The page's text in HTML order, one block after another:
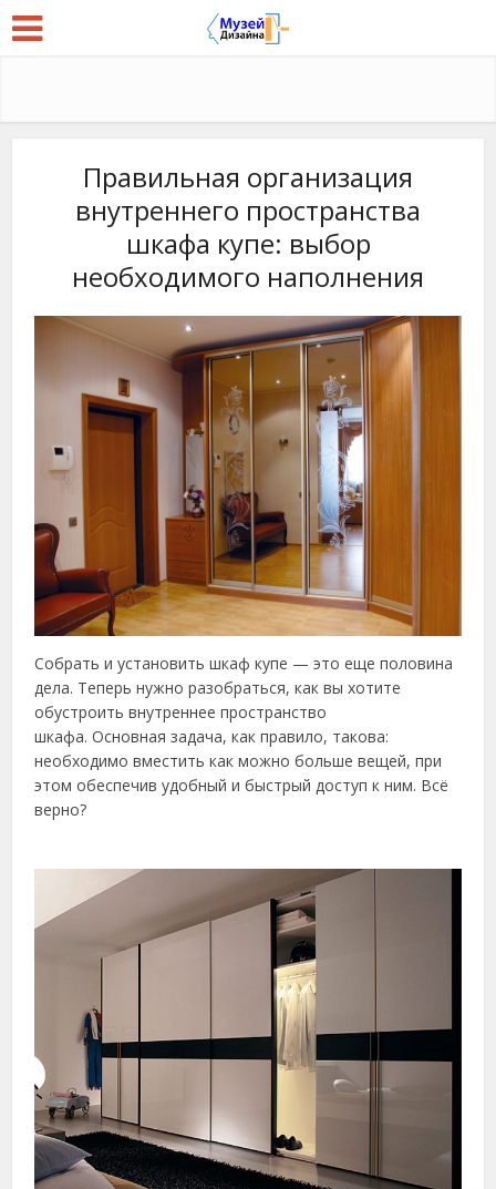
Правильная организация
внутреннего пространства
шкафа купе: выбор
необходимого наполнения
Собрать и установить шкаф купе — это еще половина
дела. Теперь нужно разобраться, как вы хотите
обустроить внутреннее пространство
шкафа. Основная задача, как правило, такова:
необходимо вместить как можно больше вещей, при
этом обеспечив удобный и быстрый доступ к ним. Всё
верно?